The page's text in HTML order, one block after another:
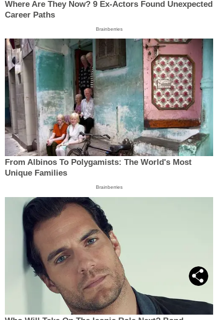
Where Are They Now? 9 Ex-Actors Found Unexpected
Career Paths
Brainberries
From Albinos To Polygamists: The World's Most
Unique Families
Brainberries